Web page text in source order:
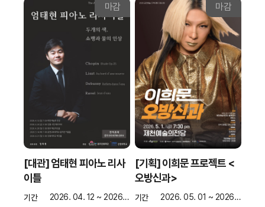
마감
[대관] 엄태현 피아노 리사
이틀
기간
2026. 04. 12 ~ 2026. 04. 12
마감
[기획] 이희문 프로젝트 <
오방신과>
기간
2026. 05. 01 ~ 2026. 05. 01